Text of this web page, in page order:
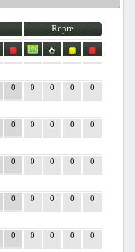
Repre
0 0 0 0 0
0 0 0 0 0
0 0 0 0 0
0 0 0 0 0
0 0 0 0 0